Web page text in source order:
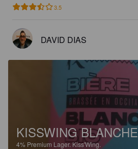
3.5
DAVID DIAS
KISSWING BLANCHE
4% Premium Lager.Kiss'Wing.